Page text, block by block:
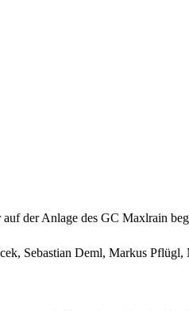
der Anlage des GC Maxlrain
Sebastian Deml, Markus